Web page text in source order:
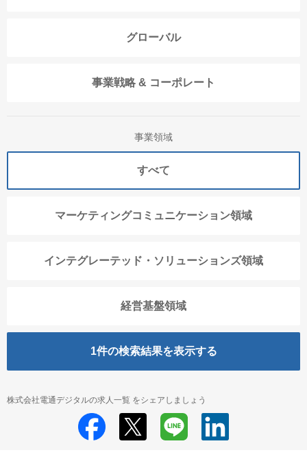
グローバル
事業戦略 & コーポレート
事業領域
すべて
マーケティングコミュニケーション領域
インテグレーテッド・ソリューションズ領域
経営基盤領域
1件の検索結果を表示する
株式会社電通デジタルの求人一覧 をシェアしましょう